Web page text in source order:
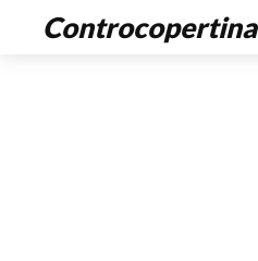
Controcopertina